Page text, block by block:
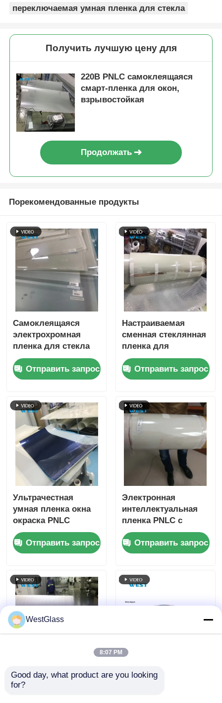
переключаемая умная пленка для стекла
Получить лучшую цену для
220В PNLC самоклеящаяся
смарт-пленка для окон,
взрывостойкая
Продолжать
Порекомендованные продукты
Самоклеящаяся
электрохромная
пленка для стекла
PNLC для
декорирования
оконного стекла
Отправить запрос
Настраиваемая
сменная стеклянная
пленка для
конфиденциальности
Легкая установка
Безопасность
Отправить запрос
Ультрачестная
умная пленка окна
окраска PNLC
затемнение
переключаемая
пленка
Отправить запрос
Электронная
интеллектуальная
пленка PNLC с
переключаемой
интеллектуальной
пленкой для защиты
излучения
Отправить запрос
Теплоизоляционная
пленка PNLC
Индивидуальная
пленка PNLC,
WestGlass
8:07 PM
Good day, what product are you looking
for?